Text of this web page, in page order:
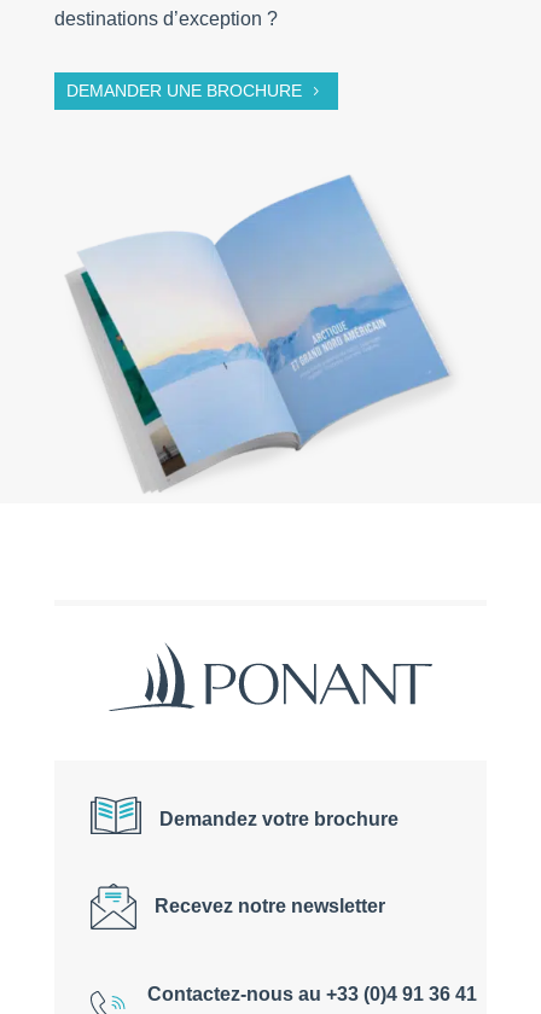
destinations d’exception ?
DEMANDER UNE BROCHURE
Demandez votre brochure
Recevez notre newsletter
Contactez-nous au +33 (0)4 91 36 41